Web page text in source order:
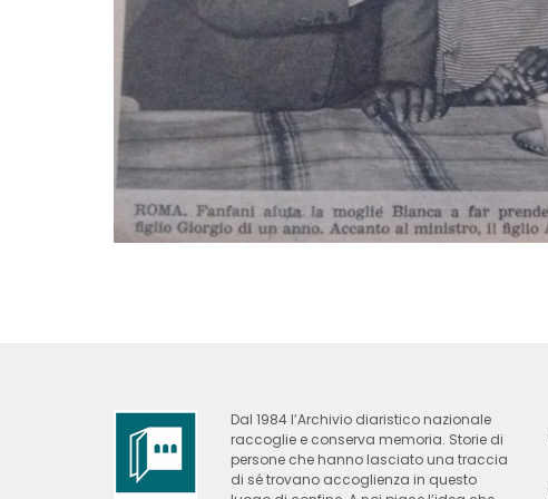
Dal 1984 l’Archivio diaristico nazionale
raccoglie e conserva memoria. Storie di
persone che hanno lasciato una traccia
di sé trovano accoglienza in questo